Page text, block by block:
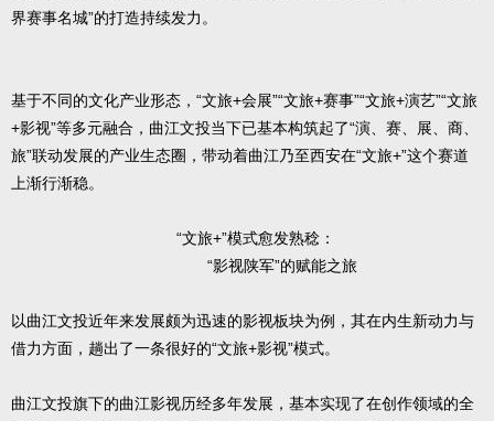
界赛事名城”的打造持续发力。
基于不同的文化产业形态，“文旅+会展”“文旅+赛事”“文旅+演艺”“文旅
+影视”等多元融合，曲江文投当下已基本构筑起了“演、赛、展、商、
旅”联动发展的产业生态圈，带动着曲江乃至西安在“文旅+”这个赛道
上渐行渐稳。
“文旅+”模式愈发熟稔：
“影视陕军”的赋能之旅
以曲江文投近年来发展颇为迅速的影视板块为例，其在内生新动力与
借力方面，趟出了一条很好的“文旅+影视”模式。
曲江文投旗下的曲江影视历经多年发展，基本实现了在创作领域的全